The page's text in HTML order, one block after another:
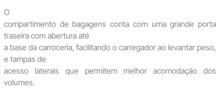
O
compartimento de bagagens conta com uma grande porta
traseira com abertura até
a base da carroceria, facilitando o carregador ao levantar peso,
e tampas de
acesso laterais que permitem melhor acomodação dos
volumes.